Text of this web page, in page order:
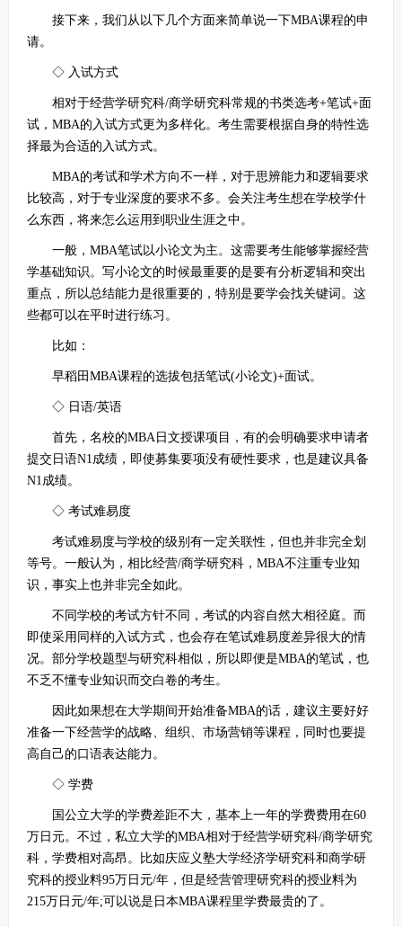
接下来，我们从以下几个方面来简单说一下MBA课程的申
请。
◇ 入试方式
相对于经营学研究科/商学研究科常规的书类选考+笔试+面
试，MBA的入试方式更为多样化。考生需要根据自身的特性选
择最为合适的入试方式。
MBA的考试和学术方向不一样，对于思辨能力和逻辑要求
比较高，对于专业深度的要求不多。会关注考生想在学校学什
么东西，将来怎么运用到职业生涯之中。
一般，MBA笔试以小论文为主。这需要考生能够掌握经营
学基础知识。写小论文的时候最重要的是要有分析逻辑和突出
重点，所以总结能力是很重要的，特别是要学会找关键词。这
些都可以在平时进行练习。
比如：
早稻田MBA课程的选拔包括笔试(小论文)+面试。
◇ 日语/英语
首先，名校的MBA日文授课项目，有的会明确要求申请者
提交日语N1成绩，即使募集要项没有硬性要求，也是建议具备
N1成绩。
◇ 考试难易度
考试难易度与学校的级别有一定关联性，但也并非完全划
等号。一般认为，相比经营/商学研究科，MBA不注重专业知
识，事实上也并非完全如此。
不同学校的考试方针不同，考试的内容自然大相径庭。而
即使采用同样的入试方式，也会存在笔试难易度差异很大的情
况。部分学校题型与研究科相似，所以即便是MBA的笔试，也
不乏不懂专业知识而交白卷的考生。
因此如果想在大学期间开始准备MBA的话，建议主要好好
准备一下经营学的战略、组织、市场营销等课程，同时也要提
高自己的口语表达能力。
◇ 学费
国公立大学的学费差距不大，基本上一年的学费费用在60
万日元。不过，私立大学的MBA相对于经营学研究科/商学研究
科，学费相对高昂。比如庆应义塾大学经济学研究科和商学研
究科的授业料95万日元/年，但是经营管理研究科的授业料为
215万日元/年;可以说是日本MBA课程里学费最贵的了。